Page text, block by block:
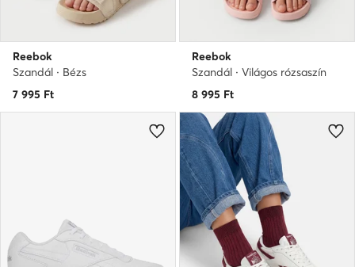
Reebok
Szandál · Bézs
7 995 Ft
Reebok
Szandál · Világos rózsaszín
8 995 Ft